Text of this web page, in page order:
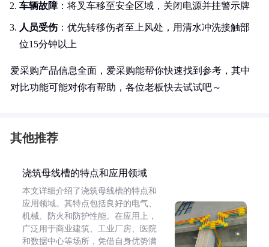
车辆故障：将叉车移至安全区域，关闭电源并挂警示牌
人员受伤：优先转移伤者至上风处，用清水冲洗接触部
位15分钟以上
爱采购产品信息全面，爱采购能帮你快速找到参考，其中
对比功能可能对你有帮助，各位老板快去试试吧～
其他推荐
浇筑母线槽的特点和应用领域
本文详细介绍了浇筑母线槽的特点和
应用领域。其特点包括良好的电气、
机械、防火和防护性能。在应用上，
广泛用于商业建筑、工业厂房、医院
和数据中心等场所，凭借自身优势满